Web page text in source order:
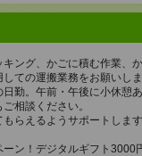
ング、かごに積む作業、
ての運搬業務をお願いし
勤。午前・午後に小休憩
相談ください。
らえるようサポートしま
ーン！デジタルギフト3000